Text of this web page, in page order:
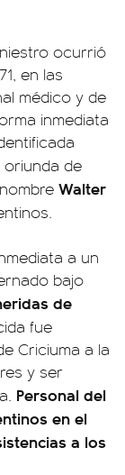
ocurrió
en las
médico y de
inmediata
oriunda de
Walter
a un
bajo
de
fue
Criciuma a la
y ser
Personal del
en el
a los